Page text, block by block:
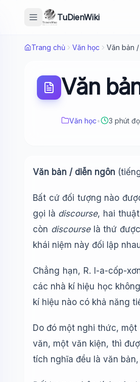
TuDienWiki
Trang chủ Văn học Văn bản
Văn
Văn học• 3 phút
Văn bản / diễn ngôn
Bất cứ đối tượng nào
gọi là discourse, hai
còn discourselà thứ
khái niệm này đối lập
Chẳng hạn, R. I-a-cốp-
các nhà kí hiệu học
kí hiệu nào có khả năng
Do đó một nghi thức,
văn, một văn kiện, thì
tích nghĩa đều là văn